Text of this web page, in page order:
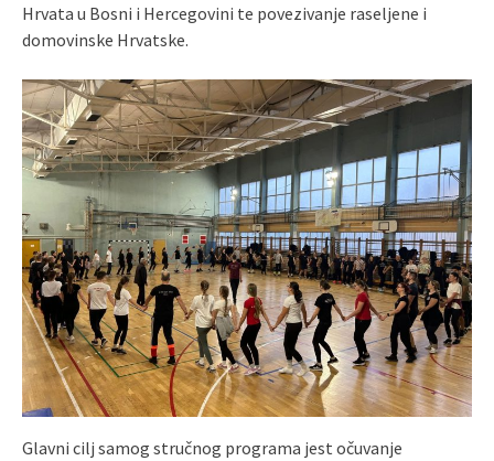
Hrvata u Bosni i Hercegovini te povezivanje raseljene i
domovinske Hrvatske.
Glavni cilj samog stručnog programa jest očuvanje